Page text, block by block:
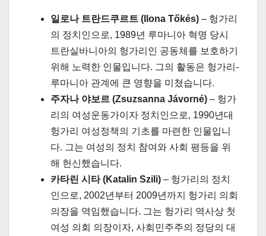
일로나 트란드쿠르트 (Ilona Tőkés) – 헝가리
의 정치인으로, 1989년 루마니아 혁명 당시
트란실바니아의 헝가리인 공동체를 보호하기
위해 노력한 인물입니다. 그의 활동은 헝가리-
루마니아 관계에 큰 영향을 미쳤습니다.
주자나 야보르 (Zsuzsanna Jávorné) – 헝가
리의 여성운동가이자 정치인으로, 1990년대
헝가리 여성정책의 기초를 마련한 인물입니
다. 그는 여성의 정치 참여와 사회 평등을 위
해 헌신했습니다.
카타린 시타 (Katalin Szili) – 헝가리의 정치
인으로, 2002년부터 2009년까지 헝가리 의회
의장을 역임했습니다. 그는 헝가리 역사상 첫
여성 의회 의장이자, 사회민주주의 정당의 대